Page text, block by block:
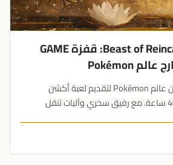
مراجعة Beast of Reincarnation: قفزة GAME
تبتعد GAME FREAK عن عالم Pokémon لتقديم لعبة أكشن
وتقمص أدوار تمتد لـ 40 ساعة. مع رفيق سحري وآليات تنقل